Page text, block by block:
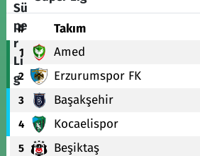
# Takım
1 Amed
2 Erzurumspor FK
3 Başakşehir
4 Kocaelispor
5 Beşiktaş